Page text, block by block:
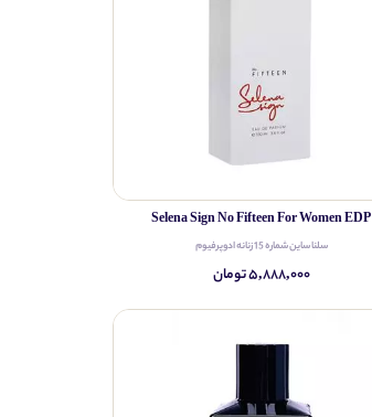
Selena Sign No Fifteen For Women EDP
سلنا ساین شماره 15 زنانه ادوپرفیوم
۵,۸۸۸,۰۰۰ تومان